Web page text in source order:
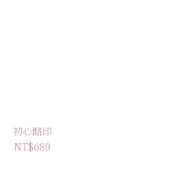
初心酪印
NT$680